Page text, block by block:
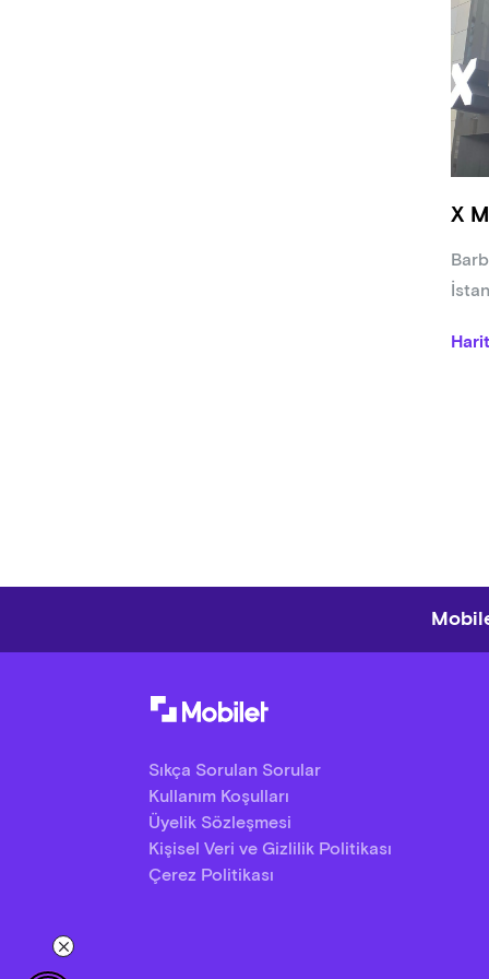
X
Sıkça Sorulan Sorular
Kullanım Koşulları
Üyelik Sözleşmesi
Kişisel Veri ve Gizlilik Politikası
Çerez Politikası